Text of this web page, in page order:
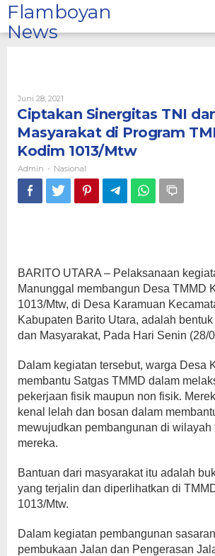
Lewati
ke
konten
Flamboyan
News
Juni 28, 2021
Ciptakan Sinergitas TNI
Masyarakat di Program
Kodim 1013/Mtw
Admin - Nasional
BARITO UTARA – Pelaksanaan
Manunggal membangun Desa TMMD
1013/Mtw, di Desa Karamuan
Kabupaten Barito Utara, adalah bentuk
dan Masyarakat, Pada Hari Senin (28/
Dalam kegiatan tersebut, warga Desa
membantu Satgas TMMD dalam
pekerjaan fisik maupun non fisik.
kenal lelah dan bosan dalam
mewujudkan pembangunan di wilayah
mereka.
Bantuan dari masyarakat itu adalah
yang terjalin dan diperlihatkan di
1013/Mtw.
Dalam kegiatan pembangunan
pembukaan Jalan dan Pengerasan